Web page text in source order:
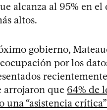
alcanza al 95% en
altos.
gobierno,
por los
arrojaron que 64% de
una “asistencia